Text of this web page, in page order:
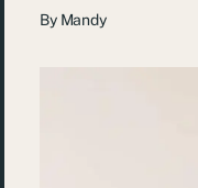
By Mandy